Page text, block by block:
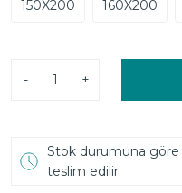
150X200 160X200
- +
Stok durumuna göre
teslim edilir